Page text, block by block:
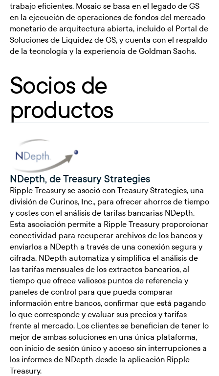
trabajo eficientes. Mosaic se basa en el legado de GS
en la ejecución de operaciones de fondos del mercado
monetario de arquitectura abierta, incluido el Portal de
Soluciones de Liquidez de GS, y cuenta con el respaldo
de la tecnología y la experiencia de Goldman Sachs.
Socios de
productos
NDepth, de Treasury Strategies
Ripple Treasury se asoció con Treasury Strategies, una
división de Curinos, Inc., para ofrecer ahorros de tiempo
y costes con el análisis de tarifas bancarias NDepth.
Esta asociación permite a Ripple Treasury proporcionar
conectividad para recuperar archivos de los bancos y
enviarlos a NDepth a través de una conexión segura y
cifrada. NDepth automatiza y simplifica el análisis de
las tarifas mensuales de los extractos bancarios, al
tiempo que ofrece valiosos puntos de referencia y
paneles de control para que pueda comparar
información entre bancos, confirmar que está pagando
lo que corresponde y evaluar sus precios y tarifas
frente al mercado. Los clientes se benefician de tener lo
mejor de ambas soluciones en una única plataforma,
con inicio de sesión único y acceso sin interrupciones a
los informes de NDepth desde la aplicación Ripple
Treasury.